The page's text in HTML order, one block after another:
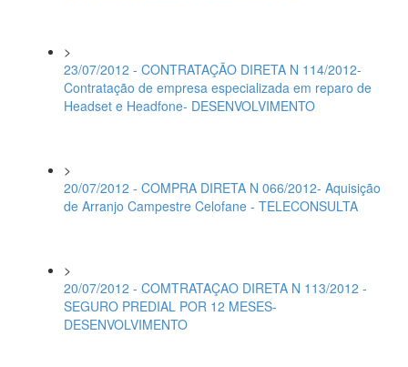
>
23/07/2012 - CONTRATAÇÃO DIRETA N 114/2012-
Contratação de empresa especializada em reparo de
Headset e Headfone- DESENVOLVIMENTO
>
20/07/2012 - COMPRA DIRETA N 066/2012- Aquisição
de Arranjo Campestre Celofane - TELECONSULTA
>
20/07/2012 - COMTRATAÇAO DIRETA N 113/2012 -
SEGURO PREDIAL POR 12 MESES-
DESENVOLVIMENTO